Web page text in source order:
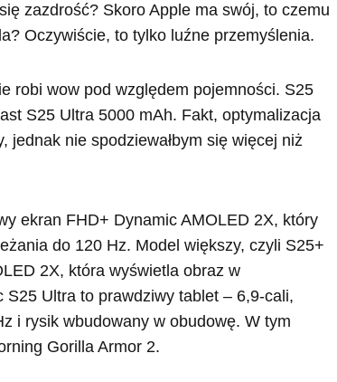
zazdrość? Skoro Apple ma swój, to czemu
Oczywiście, to tylko luźne przemyślenia.
robi wow pod względem pojemności. S25
S25 Ultra 5000 mAh. Fakt, optymalizacja
jednak nie spodziewałbym się więcej niż
ekran FHD+ Dynamic AMOLED 2X, który
do 120 Hz. Model większy, czyli S25+
2X, która wyświetla obraz w
Ultra to prawdziwy tablet – 6,9-cali,
i rysik wbudowany w obudowę. W tym
Gorilla Armor 2.